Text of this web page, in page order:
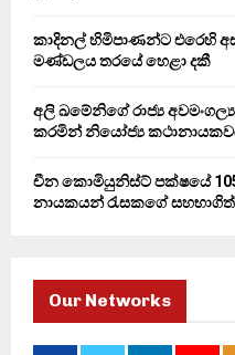
කාදිනල් හිමිපාණන්ට එරෙහි
මණ්ඩලය තරයේ හෙළා දකී
අලි ඛමේනිගේ රාජ්‍ය
කරමින් නියෝජ්‍ය
චීන කොමියුනිස්ට් පක්ෂයේ
නායකයන් රැසකගේ
Our Networks